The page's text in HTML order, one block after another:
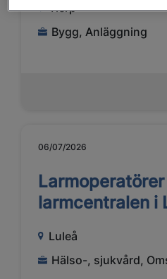
Tierp
Bygg, Anläggning
06/07/2026
larmcentralen i
Luleå
Hälso-, sjukvård,